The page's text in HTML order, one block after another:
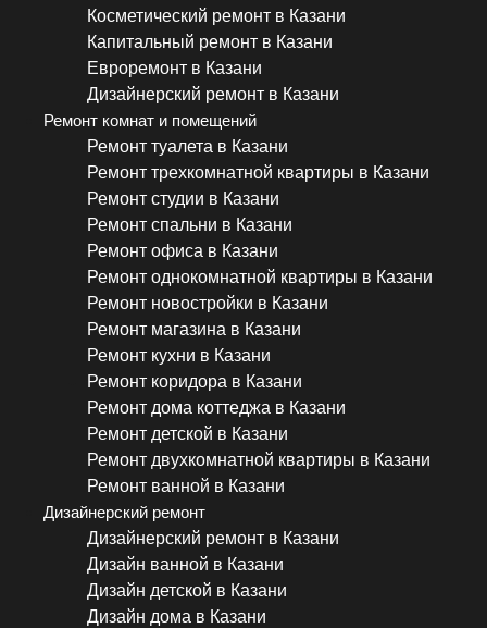
Косметический ремонт в Казани
Капитальный ремонт в Казани
Евроремонт в Казани
Дизайнерский ремонт в Казани
Ремонт комнат и помещений
Ремонт туалета в Казани
Ремонт трехкомнатной квартиры в Казани
Ремонт студии в Казани
Ремонт спальни в Казани
Ремонт офиса в Казани
Ремонт однокомнатной квартиры в Казани
Ремонт новостройки в Казани
Ремонт магазина в Казани
Ремонт кухни в Казани
Ремонт коридора в Казани
Ремонт дома коттеджа в Казани
Ремонт детской в Казани
Ремонт двухкомнатной квартиры в Казани
Ремонт ванной в Казани
Дизайнерский ремонт
Дизайнерский ремонт в Казани
Дизайн ванной в Казани
Дизайн детской в Казани
Дизайн дома в Казани